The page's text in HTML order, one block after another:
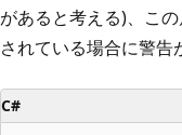
があると考える)、こ
されている場合に警告
C#